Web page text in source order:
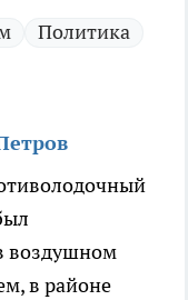
Политика
воздушном
в районе